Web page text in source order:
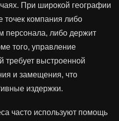
При широкой географии
точек компания либо
персонала, либо держит
того, управление
требует выстроенной
и замещения, что
издержки.
часто используют помощь